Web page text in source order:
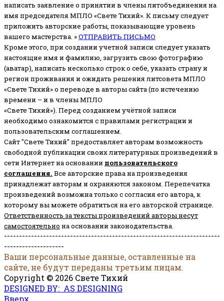
написать заявление о принятии в члены литобъединения на
имя председателя МПЛО «Свете Тихий». К письму следует
приложить авторские работы, показывающие уровень
вашего мастерства. »ОТПРАВИТЬ ПИСЬМО
Кроме этого, при создании учетной записи следует указать
настоящие имя и фамилию, загрузить свою фотографию
(аватар), написать несколько строк о себе, указать страну и
регион проживания и ожидать решения литсовета МПЛО
«Свете Тихий» о переводе в авторы сайта (по истечению
времени – и в члены МПЛО
«Свете Тихий»). Перед созданием учётной записи
необходимо ознакомится с правилами регистрации и
пользовательским соглашением.
Сайт "Свете Тихий" предоставляет авторам возможность
свободной публикации своих литературных произведений в
сети Интернет на основании пользовательского
соглашения. Все авторские права на произведения
принадлежат авторам и охраняются законом. Перепечатка
произведений возможна только с согласия его автора, к
которому вы можете обратиться на его авторской странице.
Ответственность за тексты произведений авторы несут
самостоятельно на основании законодательства.
------------------------------------------------------------------------
--------------------
Ваши персональные данные, оставленные на
сайте, не будут переданы третьим лицам.
Copyright © 2026 Свете Тихий
DESIGNED BY: AS DESIGNING
Вверх